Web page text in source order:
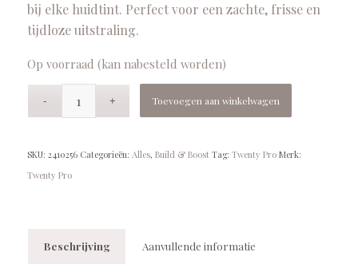
bij elke huidtint. Perfect voor een zachte, frisse en
tijdloze uitstraling.
Op voorraad (kan nabesteld worden)
Toevoegen aan winkelwagen
SKU: 2410256 Categorieën: Alles, Build & Boost Tag: Twenty Pro Merk:
Twenty Pro
Beschrijving Aanvullende informatie